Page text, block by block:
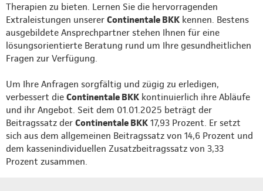
Therapien zu bieten. Lernen Sie die hervorragenden
Extraleistungen unserer Continentale BKK kennen. Bestens
ausgebildete Ansprechpartner stehen Ihnen für eine
lösungsorientierte Beratung rund um Ihre gesundheitlichen
Fragen zur Verfügung.
Um Ihre Anfragen sorgfältig und zügig zu erledigen,
verbessert die Continentale BKK kontinuierlich ihre Abläufe
und ihr Angebot. Seit dem 01.01.2025 beträgt der
Beitragssatz der Continentale BKK 17,93 Prozent. Er setzt
sich aus dem allgemeinen Beitragssatz von 14,6 Prozent und
dem kassenindividuellen Zusatzbeitragssatz von 3,33
Prozent zusammen.